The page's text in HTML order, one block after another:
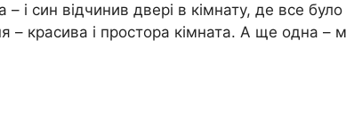
– і син відчинив двері в кімнату, де все
– красива і простора кімната. А ще одна –